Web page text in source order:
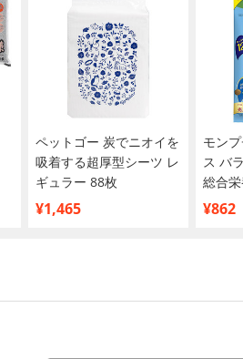
ペットゴー 炭でニオイを
吸着する超厚型シーツ レ
ギュラー 88枚
¥1,465
モン
ス バ
総合
126g
¥862